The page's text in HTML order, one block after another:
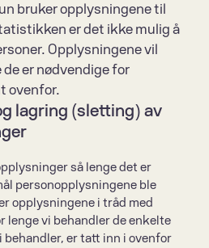
bruker opplysningene til
er det ikke mulig å
Opplysningene vil
er nødvendige for
ovenfor.
lagring (sletting) av
så lenge det er
personopplysningene ble
opplysningene i tråd med
lenge vi behandler de enkelte
er tatt inn i ovenfor